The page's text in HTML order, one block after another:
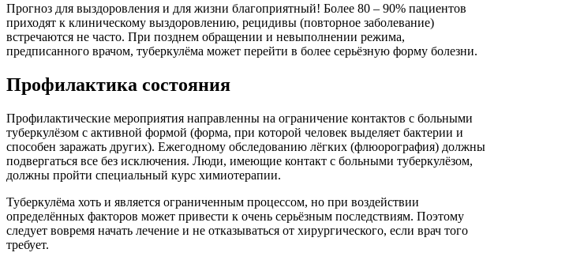
Прогноз для выздоровления и для жизни благоприятный! Более 80 – 90% пациентов
приходят к клиническому выздоровлению, рецидивы (повторное заболевание)
встречаются не часто. При позднем обращении и невыполнении режима,
предписанного врачом, туберкулёма может перейти в более серьёзную форму болезни.
Профилактика состояния
Профилактические мероприятия направленны на ограничение контактов с больными
туберкулёзом с активной формой (форма, при которой человек выделяет бактерии и
способен заражать других). Ежегодному обследованию лёгких (флюорография) должны
подвергаться все без исключения. Люди, имеющие контакт с больными туберкулёзом,
должны пройти специальный курс химиотерапии.
Туберкулёма хоть и является ограниченным процессом, но при воздействии
определённых факторов может привести к очень серьёзным последствиям. Поэтому
следует вовремя начать лечение и не отказываться от хирургического, если врач того
требует.